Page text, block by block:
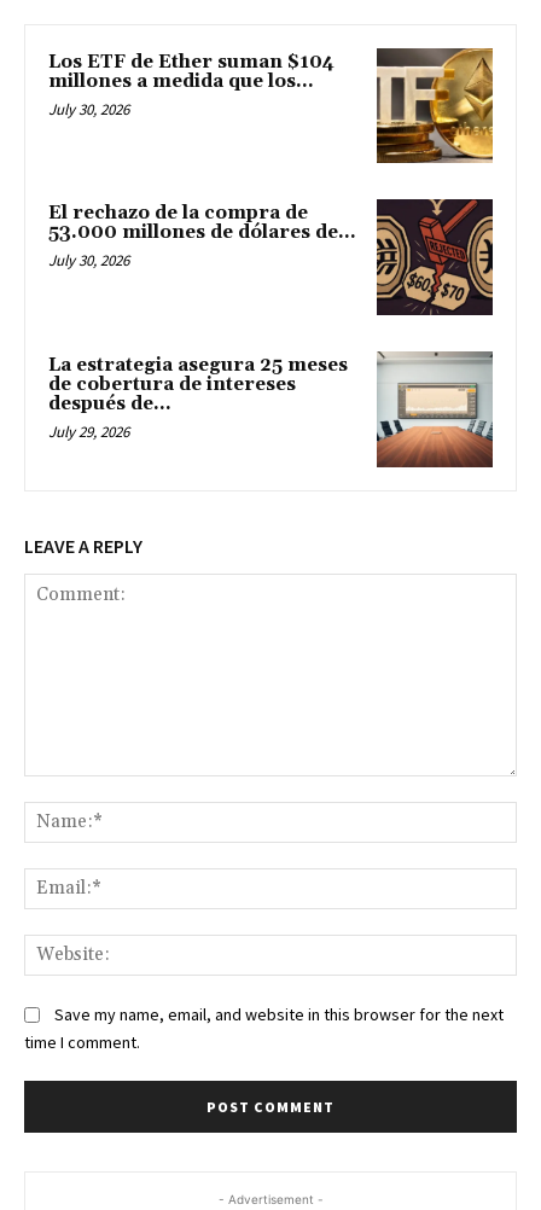
Los ETF de Ether suman $104
millones a medida que los...
July 30, 2026
El rechazo de la compra de
53.000 millones de dólares de...
July 30, 2026
La estrategia asegura 25 meses
de cobertura de intereses
después de...
July 29, 2026
LEAVE A REPLY
Save my name, email, and website in this browser for the next
time I comment.
- Advertisement -